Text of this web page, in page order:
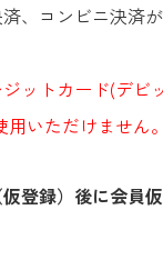
、コンビニ決済
ットカード(デビ
いただけません。
登録）後に会員